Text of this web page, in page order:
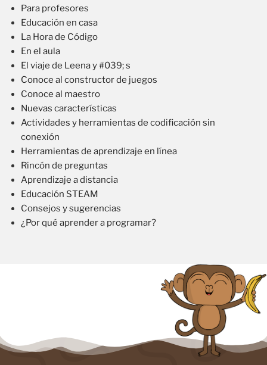
Para profesores
Educación en casa
La Hora de Código
En el aula
El viaje de Leena y #039; s
Conoce al constructor de juegos
Conoce al maestro
Nuevas características
Actividades y herramientas de codificación sin
conexión
Herramientas de aprendizaje en línea
Rincón de preguntas
Aprendizaje a distancia
Educación STEAM
Consejos y sugerencias
¿Por qué aprender a programar?